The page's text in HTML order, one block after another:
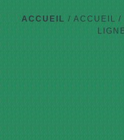
ACCUEIL/ACCUEIL/